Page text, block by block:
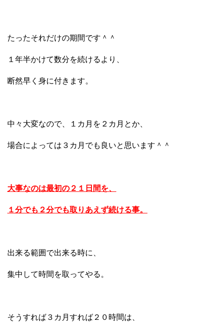
たったそれだけの期間です＾＾
１年半かけて数分を続けるより、
断然早く身に付きます。
中々大変なので、１カ月を２カ月とか、
場合によっては３カ月でも良いと思います＾＾
大事なのは最初の２１日間を、
１分でも２分でも取りあえず続ける事。
出来る範囲で出来る時に、
集中して時間を取ってやる。
そうすれば３カ月すれば２０時間は、